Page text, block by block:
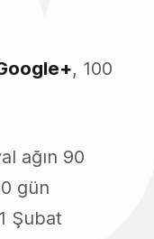
, 100
ağın 90
gün
Şubat